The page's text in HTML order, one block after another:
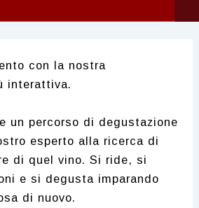
con la nostra
interattiva.
un percorso di degustazione
esperto alla ricerca di
di quel vino. Si ride, si
e si degusta imparando
di nuovo.